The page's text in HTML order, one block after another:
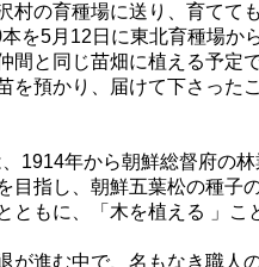
村の育種場に送り、育てて
を5月12日に東北育種場か
間と同じ苗畑に植える予定
預かり、届けて下さった
1914年から朝鮮総督府の
目指し、朝鮮五葉松の種子
ともに、「木を植える 」こ
が進む中で、名もなき職人